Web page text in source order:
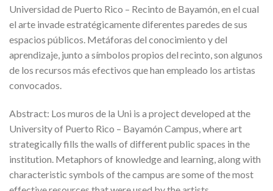
Universidad de Puerto Rico – Recinto de Bayamón, en el cual
el arte invade estratégicamente diferentes paredes de sus
espacios públicos. Metáforas del conocimiento y del
aprendizaje, junto a símbolos propios del recinto, son algunos
de los recursos más efectivos que han empleado los artistas
convocados.
Abstract: Los muros de la Uni is a project developed at the
University of Puerto Rico – Bayamón Campus, where art
strategically fills the walls of different public spaces in the
institution. Metaphors of knowledge and learning, along with
characteristic symbols of the campus are some of the most